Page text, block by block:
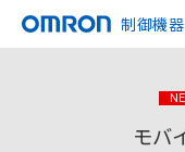
制御機器
モバ